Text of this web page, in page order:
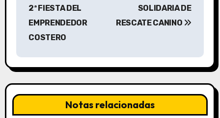
a
c
2ª FIESTA DEL
EMPRENDEDOR
COSTERO
SOLIDARIA DE
RESCATE CANINO
Notas relacionadas